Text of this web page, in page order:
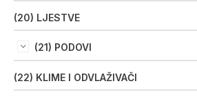
(20) LJESTVE
(21) PODOVI
(22) KLIME I ODVLAŽIVAČI